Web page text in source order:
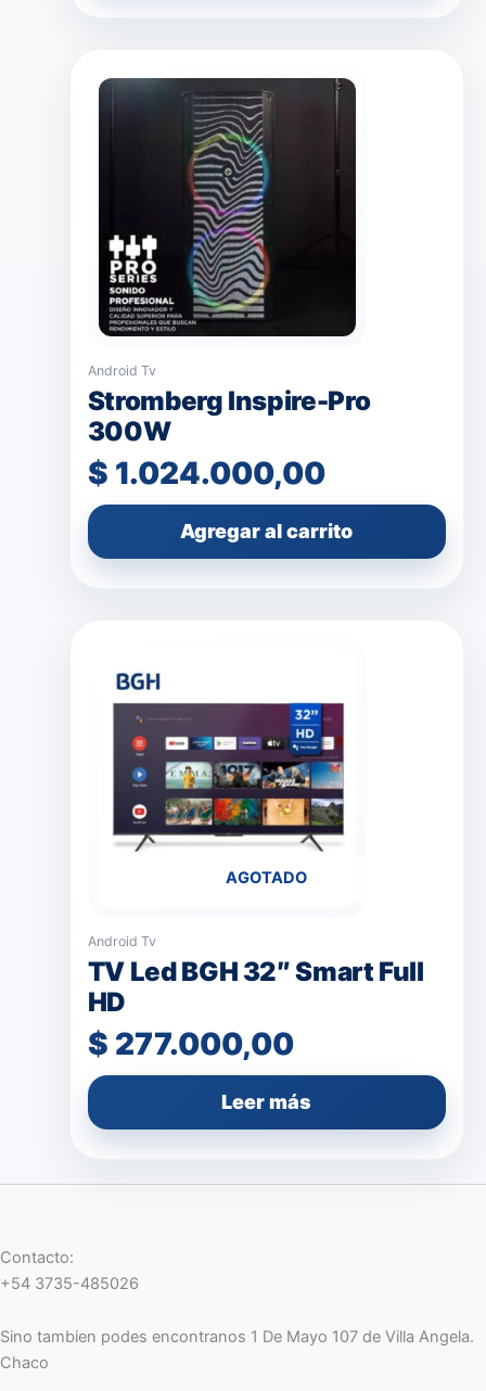
Android Tv
Stromberg Inspire-Pro
300W
$ 1.024.000,00
Agregar al carrito
AGOTADO
Android Tv
TV Led BGH 32″ Smart Full
HD
$ 277.000,00
Leer más
Contacto:
+54 3735-485026
Sino tambien podes encontranos 1 De Mayo 107 de Villa Angela.
Chaco